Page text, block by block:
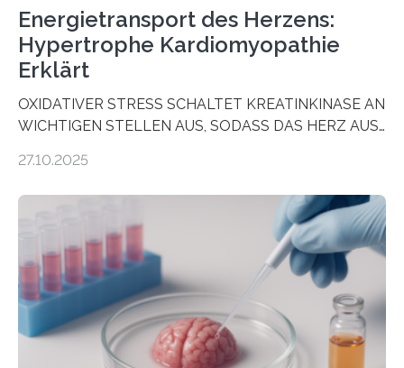
Energietransport des Herzens:
Hypertrophe Kardiomyopathie
Erklärt
OXIDATIVER STRESS SCHALTET KREATINKINASE AN
WICHTIGEN STELLEN AUS, SODASS DAS HERZ AUS
aus dem Deutschen Zentrum für Herzinsuffizienz
im Journal Circulation, warum der Energietransport bei
der Hypertrophen Kardiomyopathie (HCM) versagen
kann und wie sich durch eine Verringerung der
Herzbelastung und des oxidativen Stresses
Rhythmusstörungen reduzieren lassen. Würzburg. Die
hypertrophe Kardiomyopathie (HCM) ist die häufigste
erblich bedingte Herzerkrankung. Sie führt dazu, dass
sich die linke Herzkammer verdickt, der Herzmuskel zu
27.10.2025